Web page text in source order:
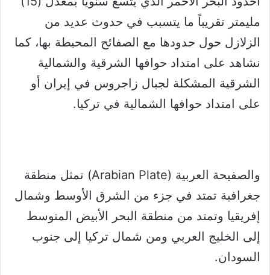
مليمتر تقريباً ما يتسبب في حدوث عديد من
الزلازل حول حدودها مع الصفائح المحيطة بها، كما
نشاهد على امتداد حوافها الشرقية والشمالية
الشرقية المشكلة لجبال زاجروس في إيران أو
على امتداد حوافها الشمالية في تركيا.
والصفيحة العربية (Arabian Plate)‏ تمثل منطقة
جغرافية تمتد في جزء من الشرق الأوسط وشمال
إفريقيا وتمتد من منطقة البحر الأبيض المتوسط
إلى الخليج العربي ومن شمال تركيا إلى جنوب
السودان.